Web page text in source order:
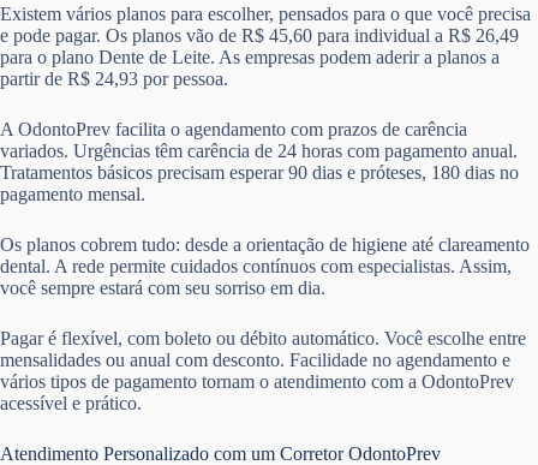
Existem vários planos para escolher, pensados para o que você precisa
e pode pagar. Os planos vão de R$ 45,60 para individual a R$ 26,49
para o plano Dente de Leite. As empresas podem aderir a planos a
partir de R$ 24,93 por pessoa.
A OdontoPrev facilita o agendamento com prazos de carência
variados. Urgências têm carência de 24 horas com pagamento anual.
Tratamentos básicos precisam esperar 90 dias e próteses, 180 dias no
pagamento mensal.
Os planos cobrem tudo: desde a orientação de higiene até clareamento
dental. A rede permite cuidados contínuos com especialistas. Assim,
você sempre estará com seu sorriso em dia.
Pagar é flexível, com boleto ou débito automático. Você escolhe entre
mensalidades ou anual com desconto. Facilidade no agendamento e
vários tipos de pagamento tornam o atendimento com a OdontoPrev
acessível e prático.
Atendimento Personalizado com um Corretor OdontoPrev